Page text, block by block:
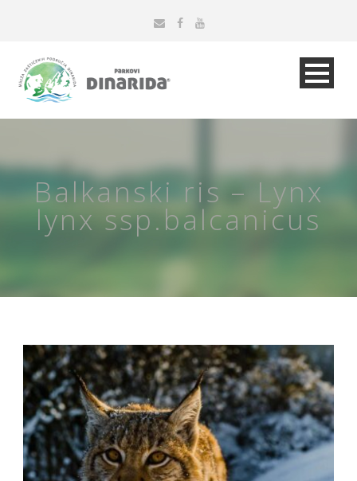
Balkanski ris – Lynx
lynx ssp.balcanicus